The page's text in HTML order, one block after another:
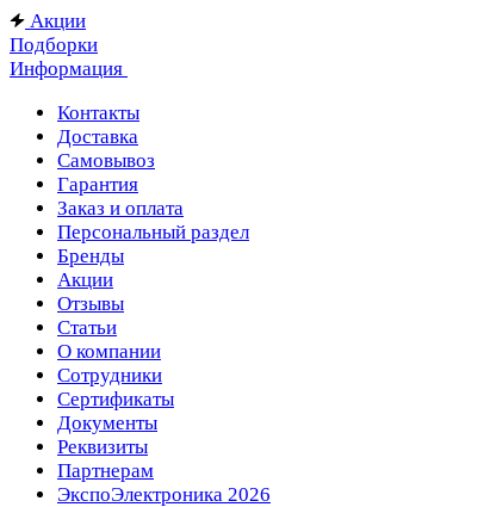
Акции
Подборки
Информация
Контакты
Доставка
Самовывоз
Гарантия
Заказ и оплата
Персональный раздел
Бренды
Акции
Отзывы
Статьи
О компании
Сотрудники
Сертификаты
Документы
Реквизиты
Партнерам
ЭкспоЭлектроника 2026